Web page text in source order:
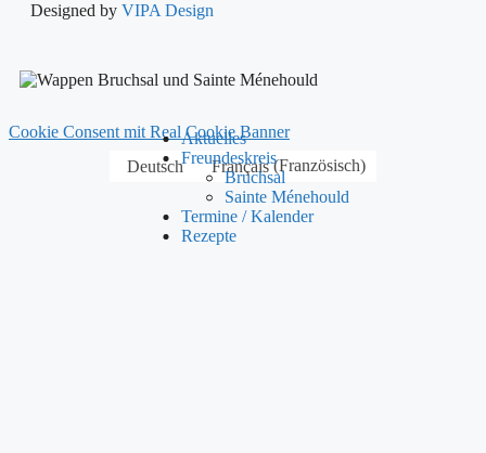
Designed by VIPA Design
Aktuelles
Freundeskreis
Bruchsal
Sainte Ménehould
Termine / Kalender
Rezepte
Cookie Consent mit Real Cookie Banner
Deutsch
Français(Französisch)